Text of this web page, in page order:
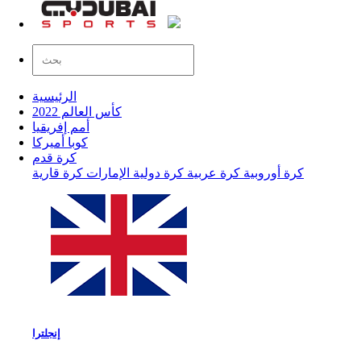
الرئيسية
كأس العالم 2022
أمم إفريقيا
كوبا أميركا
كرة قدم
كرة أوروبية كرة عربية كرة دولية الإمارات كرة قارية
إنجلترا